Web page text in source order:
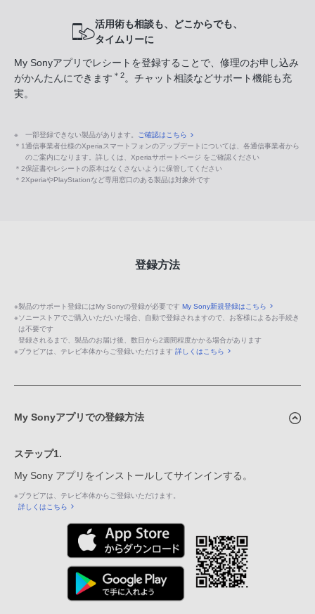
活用術も相談も、どこからでも、
タイムリーに
My Sonyアプリでレシートを登録することで、修理のお申し込み
がかんたんにできます ＊2。チャット相談などサポート機能も充
実。
※ 一部登録できない製品があります。 ご確認はこちら
＊1通信事業者仕様のXperiaスマートフォンのアップデートについては、各通信事業者から
のご案内になります。詳しくは、Xperiaサポートページ をご確認ください
＊2保証書やレシートの原本はなくさないように保管してください
＊2XperiaやPlayStationなど専用窓口のある製品は対象外です
登録方法
※製品のサポート登録にはMy Sonyの登録が必要です My Sony新規登録はこちら
※ソニーストアでご購入いただいた場合、自動で登録されますので、お客様によるお手続き
は不要です
登録されるまで、製品のお届け後、数日から2週間程度かかる場合があります
※ブラビアは、テレビ本体からご登録いただけます 詳しくはこちら
My Sonyアプリでの登録方法
ステップ1.
My Sony アプリをインストールしてサインインする。
※ブラビアは、テレビ本体からご登録いただけます。
詳しくはこちら